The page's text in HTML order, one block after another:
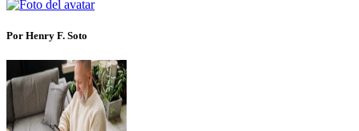
Por Henry F. Soto